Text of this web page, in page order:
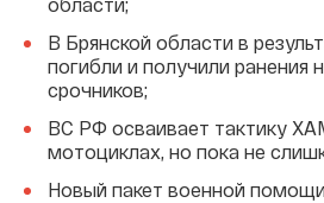
В Брянской области в
погибли и получили ранения
срочников;
ВС РФ осваивает тактику
мотоциклах, но пока не
Новый пакет военной